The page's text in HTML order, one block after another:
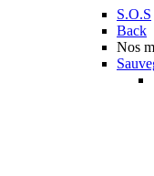
S.O.S
Back
Nos